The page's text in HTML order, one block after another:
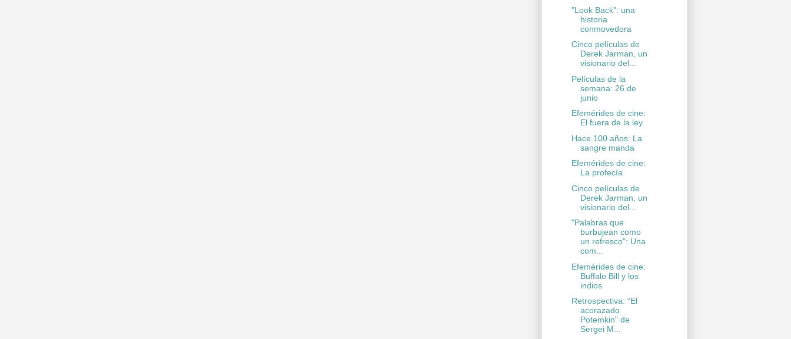
"Look Back": una
historia
conmovedora
Cinco películas de
Derek Jarman, un
visionario del...
Películas de la
semana: 26 de
junio
Efemérides de cine:
El fuera de la ley
Hace 100 años: La
sangre manda
Efemérides de cine:
La profecía
Cinco películas de
Derek Jarman, un
visionario del...
"Palabras que
burbujean como
un refresco": Una
com...
Efemérides de cine:
Buffalo Bill y los
indios
Retrospectiva: “El
acorazado
Potemkin" de
Sergei M...